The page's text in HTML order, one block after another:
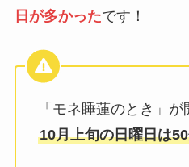
日が多かったです！
「モネ睡蓮のとき」
10月上旬の日曜日は